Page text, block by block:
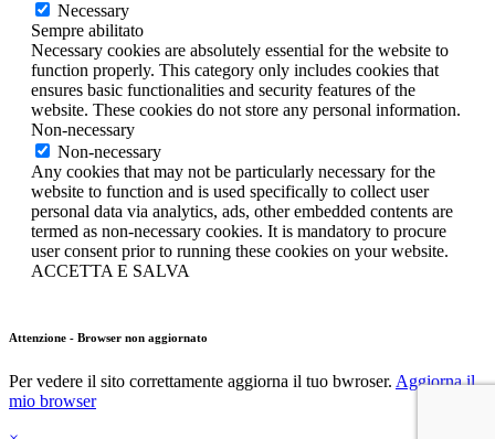
Necessary
Sempre abilitato
Necessary cookies are absolutely essential for the website to
function properly. This category only includes cookies that
ensures basic functionalities and security features of the
website. These cookies do not store any personal information.
Non-necessary
Non-necessary
Any cookies that may not be particularly necessary for the
website to function and is used specifically to collect user
personal data via analytics, ads, other embedded contents are
termed as non-necessary cookies. It is mandatory to procure
user consent prior to running these cookies on your website.
ACCETTA E SALVA
Attenzione - Browser non aggiornato
Per vedere il sito correttamente aggiorna il tuo bwroser. Aggiorna il
mio browser